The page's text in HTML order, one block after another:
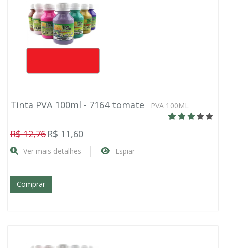
Tinta PVA 100ml - 7164 tomate PVA 100ML
R$ 12,76 R$ 11,60
Ver mais detalhes Espiar
Comprar